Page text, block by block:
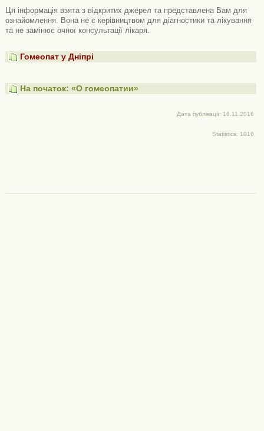
Ця інформація взята з відкритих джерел та представлена ​​Вам для
ознайомлення. Вона не є керівництвом для діагностики та лікування
та не замінює очної консультації лікаря.
Гомеопат у Дніпрі
На початок: «О гомеопатии»
Дата публікації: 16.11.2016
Statistics: 1016